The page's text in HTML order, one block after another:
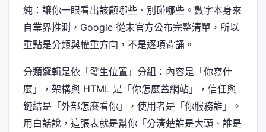
純：讓你一眼看出該顧哪些、別碰哪些。數字本身來
自業界推測，Google 從未官方公布完整清單，所以
重點是分類與權重方向，不是逐項背誦。
分類邏輯是依「發生位置」分組：內容是「你寫什
麼」，架構與 HTML 是「你怎麼蓋網站」，信任與
鏈結是「外部怎麼看你」，使用者是「你服務誰」。
用白話說，這張表就是幫你「分清楚誰是大頭、誰是